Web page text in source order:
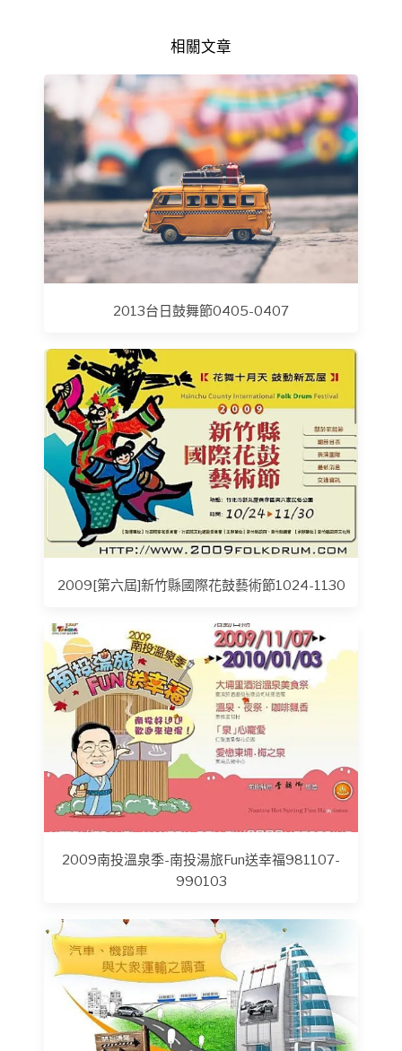
相關文章
2013台日鼓舞節0405-0407
2009[第六屆]新竹縣國際花鼓藝術節1024-1130
2009南投溫泉季-南投湯旅Fun送幸福981107-
990103